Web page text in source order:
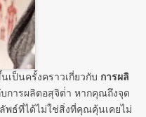
เป็นครั้งคราวเกี่ยวกับ การผลิ
การผลิตอสุจิต่ํา หากคุณถึงจุด
พธ์ที่ได้ไม่ใช่สิ่งที่คุณคุ้นเคยไม่